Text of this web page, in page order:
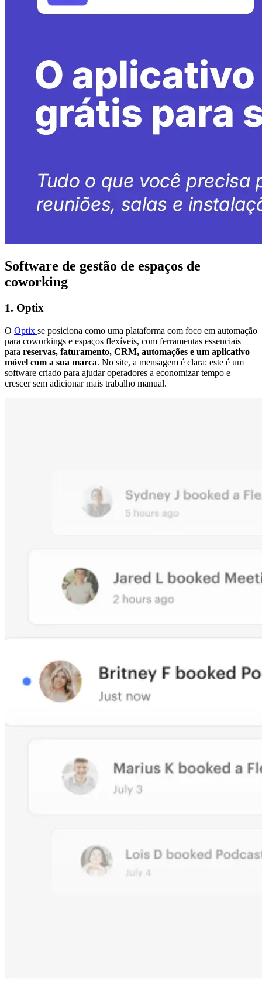
Software de gestão de espaços de
coworking
1. Optix
O Optix se posiciona como uma plataforma com foco em automação
para coworkings e espaços flexíveis, com ferramentas essenciais
para reservas, faturamento, CRM, automações e um aplicativo
móvel com a sua marca. No site, a mensagem é clara: este é um
software criado para ajudar operadores a economizar tempo e
crescer sem adicionar mais trabalho manual.